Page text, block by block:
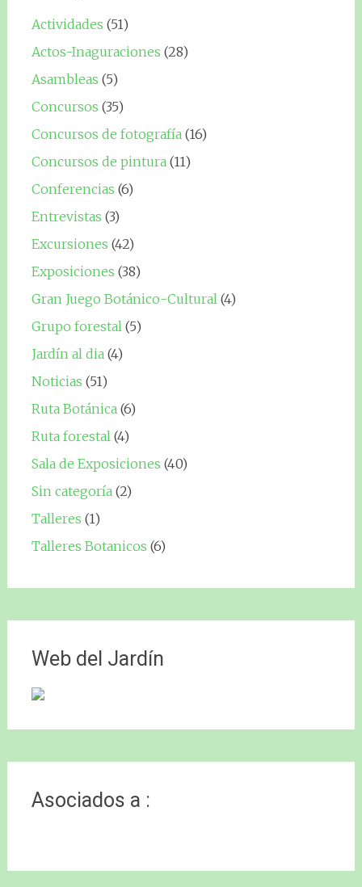
Actividades (51)
Actos-Inaguraciones (28)
Asambleas (5)
Concursos (35)
Concursos de fotografía (16)
Concursos de pintura (11)
Conferencias (6)
Entrevistas (3)
Excursiones (42)
Exposiciones (38)
Gran Juego Botánico-Cultural (4)
Grupo forestal (5)
Jardín al dia (4)
Noticias (51)
Ruta Botánica (6)
Ruta forestal (4)
Sala de Exposiciones (40)
Sin categoría (2)
Talleres (1)
Talleres Botanicos (6)
Web del Jardín
Asociados a :